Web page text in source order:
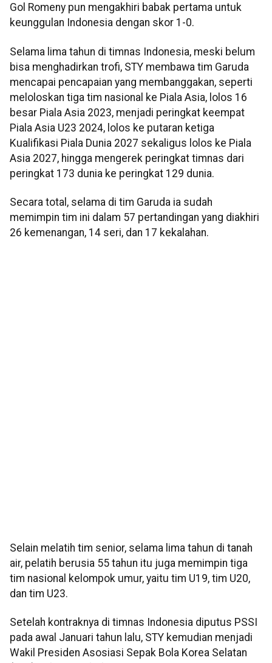
Gol Romeny pun mengakhiri babak pertama untuk
keunggulan Indonesia dengan skor 1-0.
Selama lima tahun di timnas Indonesia, meski belum
bisa menghadirkan trofi, STY membawa tim Garuda
mencapai pencapaian yang membanggakan, seperti
meloloskan tiga tim nasional ke Piala Asia, lolos 16
besar Piala Asia 2023, menjadi peringkat keempat
Piala Asia U23 2024, lolos ke putaran ketiga
Kualifikasi Piala Dunia 2027 sekaligus lolos ke Piala
Asia 2027, hingga mengerek peringkat timnas dari
peringkat 173 dunia ke peringkat 129 dunia.
Secara total, selama di tim Garuda ia sudah
memimpin tim ini dalam 57 pertandingan yang diakhiri
26 kemenangan, 14 seri, dan 17 kekalahan.
Selain melatih tim senior, selama lima tahun di tanah
air, pelatih berusia 55 tahun itu juga memimpin tiga
tim nasional kelompok umur, yaitu tim U19, tim U20,
dan tim U23.
Setelah kontraknya di timnas Indonesia diputus PSSI
pada awal Januari tahun lalu, STY kemudian menjadi
Wakil Presiden Asosiasi Sepak Bola Korea Selatan